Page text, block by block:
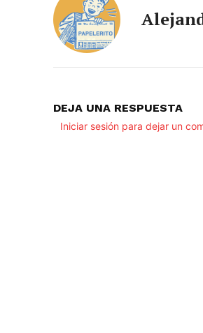
DEJA UNA RESPUESTA
Iniciar sesión para dejar un